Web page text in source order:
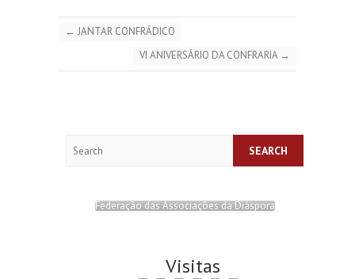
← JANTAR CONFRÁDICO
VI ANIVERSÁRIO DA CONFRARIA →
Federação das Associações da Diáspora
Visitas